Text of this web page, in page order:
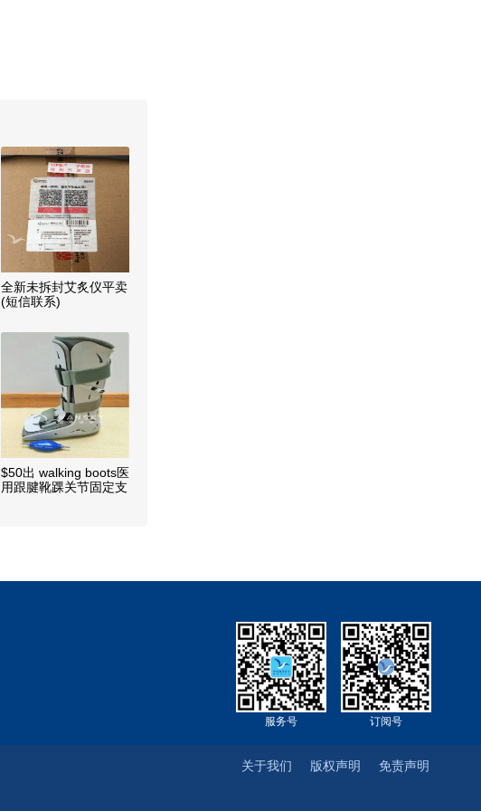
全新未拆封艾炙仪平卖
(短信联系)
$50出 walking boots医
用跟腱靴踝关节固定支
订阅号
服务号
免责声明
版权声明
关于我们